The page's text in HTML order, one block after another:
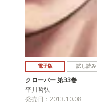
電子版 試し読み
クローバー 第33巻
平川哲弘
発売日：2013.10.08